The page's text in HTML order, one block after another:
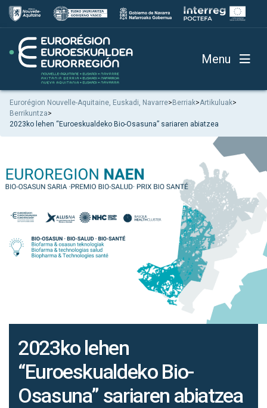
Menu
Eurorégion Nouvelle-Aquitaine, Euskadi, Navarre> Berriak>Artikuluak>
Berrikuntza>
2023ko lehen “Euroeskualdeko Bio-Osasuna” sariaren abiatzea
2023ko lehen
“Euroeskualdeko Bio-
Osasuna” sariaren abiatzea